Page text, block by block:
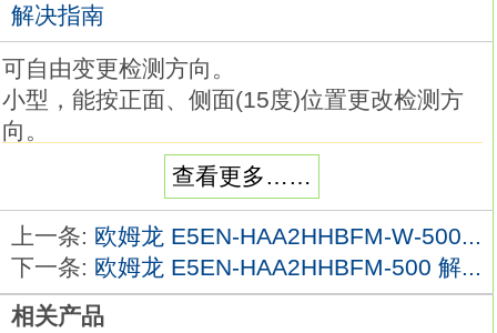
解决指南
可自由变更检测方向。
小型，能按正面、侧面(15度)位置更改检测方
向。
种类：小型检测面可变端子板型/直流型。
形状：非屏蔽。
检测距离：15mm。
输出状态：NPN NO/NC（转换式）欧姆龙
E5EN-HAA2HHBFMD-500解决指南。分类:通
用型。
查看更多……
上一条: 欧姆龙 E5EN-HAA2HHBFM-W-500...
下一条: 欧姆龙 E5EN-HAA2HHBFM-500 解...
相关产品